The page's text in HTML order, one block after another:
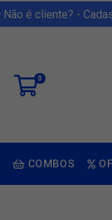
Não é cliente? -
0
COMBOS